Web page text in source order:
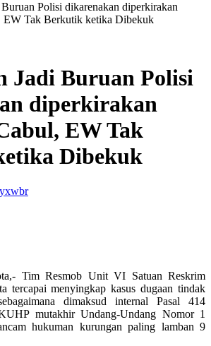
Polisi dikarenakan diperkirakan
EW Tak Berkutik ketika Dibekuk
Jadi Buruan Polisi
diperkirakan
EW Tak
Dibekuk
yxwbr
Tim Resmob Unit VI Satuan Reskrim
tercapai menyingkap kasus dugaan tindak
dimaksud internal Pasal 414
mutakhir Undang-Undang Nomor 1
hukuman kurungan paling lamban 9